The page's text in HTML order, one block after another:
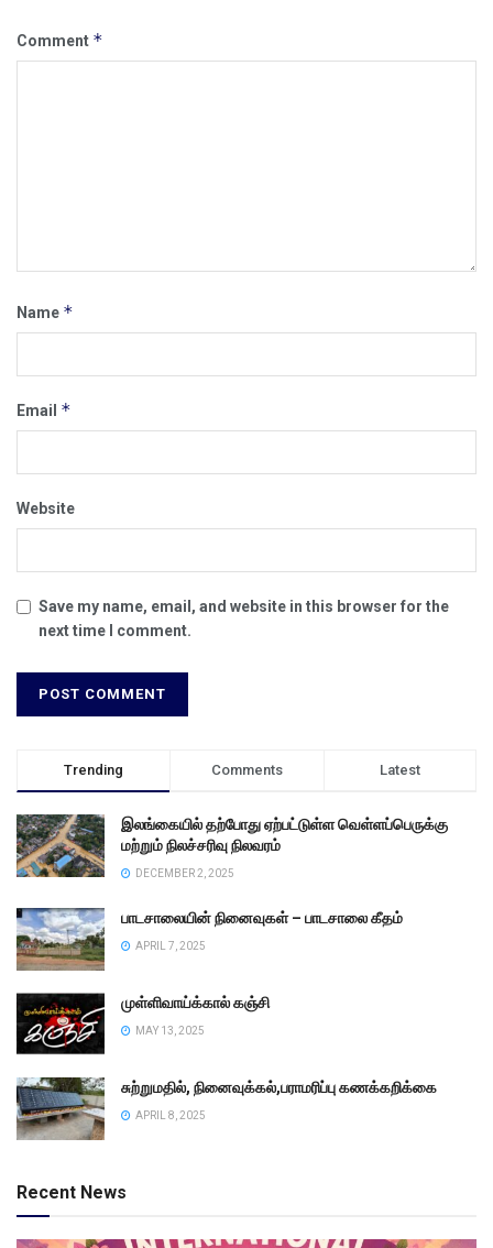
Comment *
Name *
Email *
Website
Save my name, email, and website in this browser for the
next time I comment.
Trending Comments Latest
இலங்கையில் தற்போது ஏற்பட்டுள்ள வெள்ளப்பெருக்கு
மற்றும் நிலச்சரிவு நிலவரம்
DECEMBER 2, 2025
பாடசாலையின் நினைவுகள் – பாடசாலை கீதம்
APRIL 7, 2025
முள்ளிவாய்க்கால் கஞ்சி
MAY 13, 2025
சுற்றுமதில், நினைவுக்கல்,பராமரிப்பு கணக்கறிக்கை
APRIL 8, 2025
Recent News